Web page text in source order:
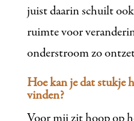
juist daarin schuilt
ruimte voor
onderstroom zo
Hoe kan je dat stukje
vinden?